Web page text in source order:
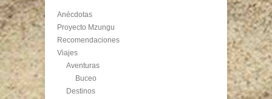
Anécdotas
Proyecto Mzungu
Recomendaciones
Viajes
Aventuras
Buceo
Destinos